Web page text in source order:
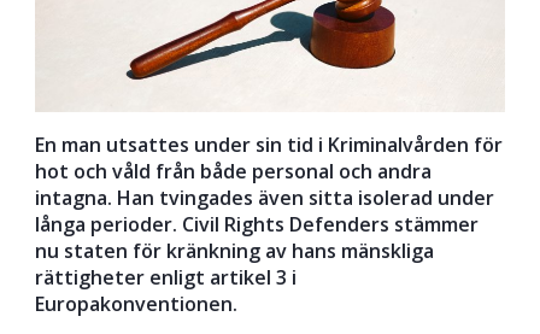
En man utsattes under sin tid i Kriminalvården för
hot och våld från både personal och andra
intagna. Han tvingades även sitta isolerad under
långa perioder. Civil Rights Defenders stämmer
nu staten för kränkning av hans mänskliga
rättigheter enligt artikel 3 i
Europakonventionen.